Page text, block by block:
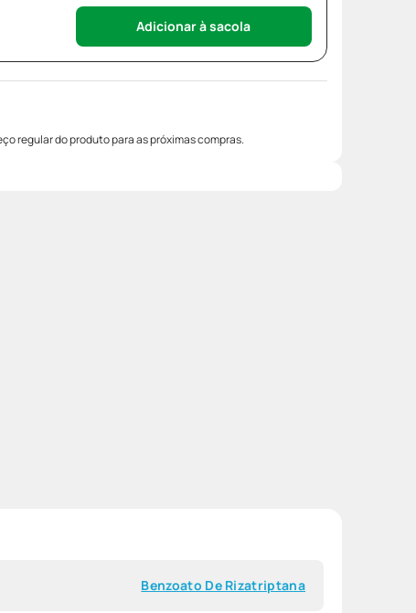
Adicionar à sacola
regular do produto para as próximas compras.
Benzoato De Rizatriptana